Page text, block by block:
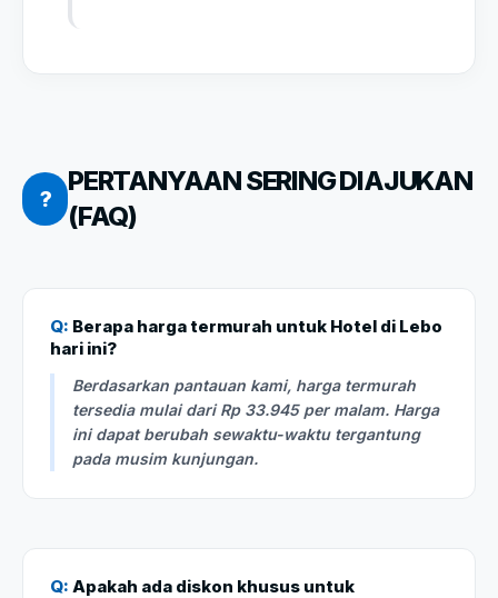
?
PERTANYAAN SERING DIAJUKAN
(FAQ)
Q: Berapa harga termurah untuk Hotel di Lebo
hari ini?
Berdasarkan pantauan kami, harga termurah
tersedia mulai dari Rp 33.945 per malam. Harga
ini dapat berubah sewaktu-waktu tergantung
pada musim kunjungan.
Q: Apakah ada diskon khusus untuk